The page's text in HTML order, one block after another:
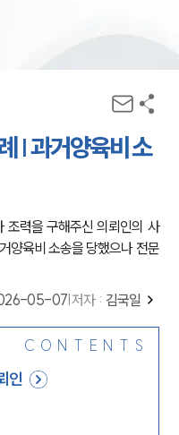
| 과거양육비 소
조력을 구해주신 의뢰인의 사
양육비 소송을 당했으나 전문
05-07 저자 : 김국일
CONTENTS
인